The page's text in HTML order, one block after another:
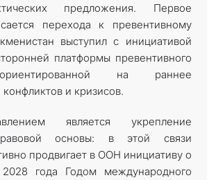
предложения. Первое
перехода к превентивному
выступил с инициативой
платформы превентивного
на раннее
и кризисов.
является укрепление
основы: в этой связи
продвигает в ООН инициативу о
2028 года Годом международного